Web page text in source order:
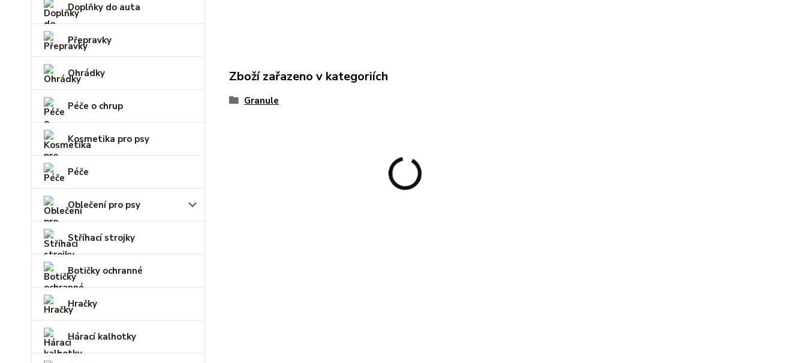
Doplňky do auta
Přepravky
Ohrádky
Péče o chrup
Kosmetika pro psy
Péče
Oblečení pro psy
Stříhací strojky
Botičky ochranné
Hračky
Hárací kalhotky
Zboží zařazeno v kategoriích
Granule